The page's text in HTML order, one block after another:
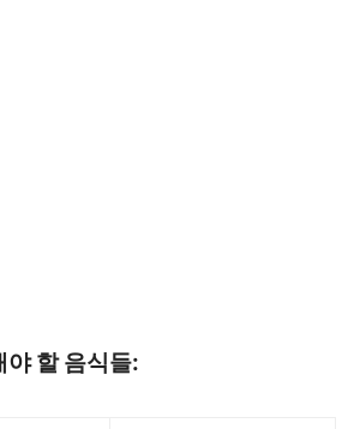
할 음식들: